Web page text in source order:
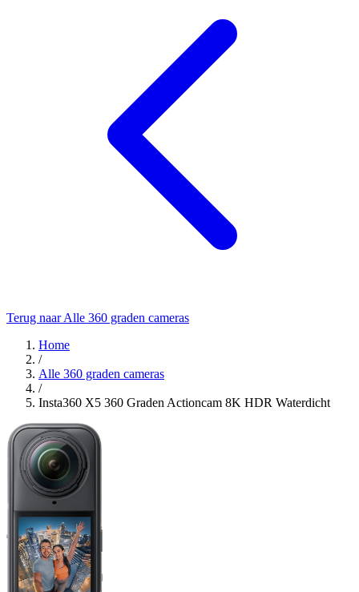
Terug naar Alle 360 graden cameras
Home
/
Alle 360 graden cameras
/
Insta360 X5 360 Graden Actioncam 8K HDR Waterdicht